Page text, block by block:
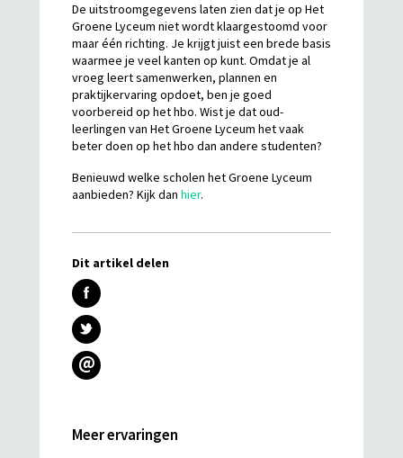
De uitstroomgegevens laten zien dat je op Het
Groene Lyceum niet wordt klaargestoomd voor
maar één richting. Je krijgt juist een brede basis
waarmee je veel kanten op kunt. Omdat je al
vroeg leert samenwerken, plannen en
praktijkervaring opdoet, ben je goed
voorbereid op het hbo. Wist je dat oud-
leerlingen van Het Groene Lyceum het vaak
beter doen op het hbo dan andere studenten?
Benieuwd welke scholen het Groene Lyceum
aanbieden? Kijk dan hier.
Dit artikel delen
@
Meer ervaringen